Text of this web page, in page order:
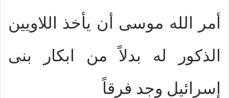
أمر الله موسى أن يأخذ اللاويين
الذكور له بدلاً من ابكار بنى
إسرائيل وجد فرقاً